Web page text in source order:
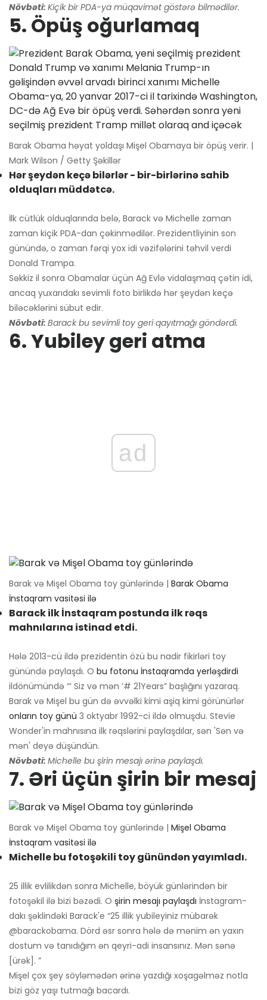
Növbəti: Kiçik bir PDA-ya müqavimət göstərə bilmədilər.
5. Öpüş oğurlamaq
Barak Obama həyat yoldaşı Mişel Obamaya bir öpüş verir. |
Mark Wilson / Getty Şəkillər
Hər şeydən keçə bilərlər - bir-birlərinə sahib
olduqları müddətcə.
İlk cütlük olduqlarında belə, Barack və Michelle zaman
zaman kiçik PDA-dan çəkinmədilər. Prezidentliyinin son
günündə, o zaman fərqi yox idi vəzifələrini təhvil verdi
Donald Trampa.
Səkkiz il sonra Obamalar üçün Ağ Evlə vidalaşmaq çətin idi,
ancaq yuxarıdakı sevimli foto birlikdə hər şeydən keçə
biləcəklərini sübut edir.
Növbəti: Barack bu sevimli toy geri qayıtmağı göndərdi.
6. Yubiley geri atma
ad
Barak və Mişel Obama toy günlərində | Barak Obama
İnstaqram vasitəsi ilə
Barack ilk İnstaqram postunda ilk rəqs
mahnılarına istinad etdi.
Hələ 2013-cü ildə prezidentin özü bu nadir fikirləri toy
günündə paylaşdı. O bu fotonu İnstaqramda yerləşdirdi
ildönümündə “‘ Siz və mən ’# 21Years” başlığını yazaraq.
Barak və Mişel bu gün də əvvəlki kimi aşiq kimi görünürlər
onların toy günü 3 oktyabr 1992-ci ildə olmuşdu. Stevie
Wonder'in mahnısına ilk rəqslərini paylaşdılar, sən 'Sən və
mən' deyə düşündün.
Növbəti: Michelle bu şirin mesajı ərinə paylaşdı.
7. Əri üçün şirin bir mesaj
Barak və Mişel Obama toy günlərində | Mişel Obama
İnstaqram vasitəsi ilə
Michelle bu fotoşəkili toy günündən yayımladı.
25 illik evlilikdən sonra Michelle, böyük günlərindən bir
fotoşəkil ilə bizi bəzədi. O şirin mesajı paylaşdı İnstagram-
dakı şəklindəki Barack'e “25 illik yubileyiniz mübarək
@barackobama. Dörd əsr sonra hələ də mənim ən yaxın
dostum və tanıdığım ən qeyri-adi insansınız. Mən sənə
[ürək]. ”
Mişel çox şey söyləmədən ərinə yazdığı xoşagəlməz notla
bizi göz yaşı tutmağı bacardı.